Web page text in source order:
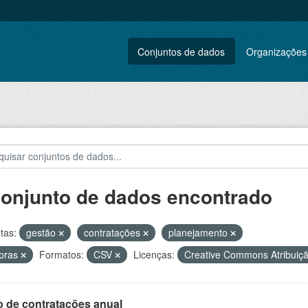
Conjuntos de dados Organizações
de dados encontrado
gestão contratações
planejamento
Formatos: CSV Licenças: Creative Commons
de contratações anual